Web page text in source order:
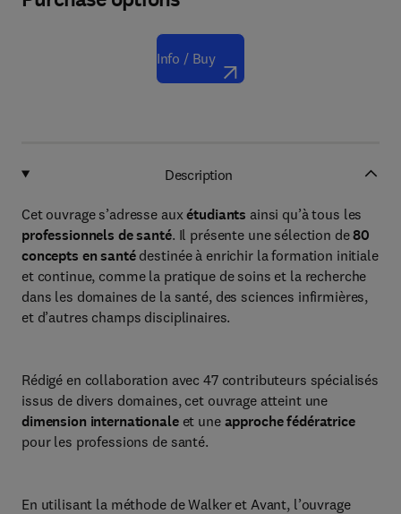
Info / Buy
Description
Cet ouvrage s’adresse auxétudiants ainsi qu’à tous les
professionnels de santé. Il présente une sélection de80
concepts en santédestinée à enrichir la formation initiale
et continue, comme la pratique de soins et la recherche
dans les domaines de la santé, des sciences infirmières,
et d’autres champs disciplinaires.
Rédigé en collaboration avec 47 contributeurs spécialisés
issus de divers domaines, cet ouvrage atteint une
dimension internationaleet une approche fédératrice
pour les professions de santé.
En utilisant la méthode de Walker et Avant, l’ouvrage